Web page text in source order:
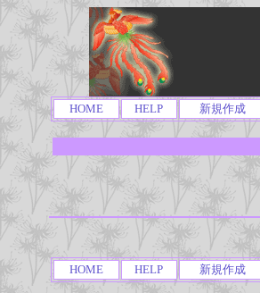
HOME HELP 新規作成
HOME HELP 新規作成